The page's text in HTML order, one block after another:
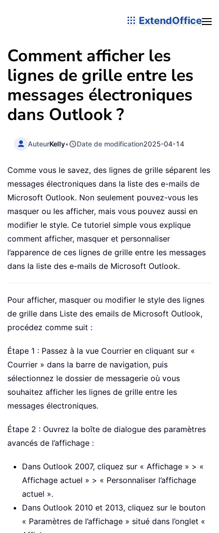
ExtendOffice
Comment afficher les
lignes de grille entre les
messages électroniques
dans Outlook ?
AuteurKelly• Date de modification2025-04-14
Comme vous le savez, des lignes de grille séparent les
messages électroniques dans la liste des e-mails de
Microsoft Outlook. Non seulement pouvez-vous les
masquer ou les afficher, mais vous pouvez aussi en
modifier le style. Ce tutoriel simple vous explique
comment afficher, masquer et personnaliser
l’apparence de ces lignes de grille entre les messages
dans la liste des e-mails de Microsoft Outlook.
Pour afficher, masquer ou modifier le style des lignes
de grille dans Liste des emails de Microsoft Outlook,
procédez comme suit :
Étape 1 : Passez à la vue Courrier en cliquant sur «
Courrier » dans la barre de navigation, puis
sélectionnez le dossier de messagerie où vous
souhaitez afficher les lignes de grille entre les
messages électroniques.
Étape 2 : Ouvrez la boîte de dialogue des paramètres
avancés de l’affichage :
Dans Outlook 2007, cliquez sur « Affichage » > «
Affichage actuel » > « Personnaliser l’affichage
actuel ».
Dans Outlook 2010 et 2013, cliquez sur le bouton
« Paramètres de l’affichage » situé dans l’onglet «